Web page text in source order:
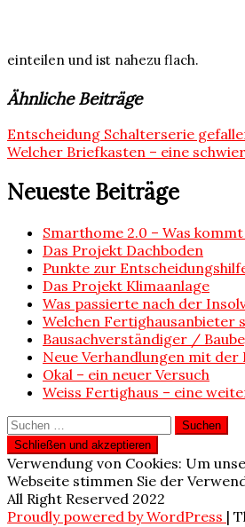
einteilen und ist nahezu flach.
Ähnliche Beiträge
Beitragsnavigation
Entscheidung Schalterserie
Welcher Briefkasten – eine
Neueste Beiträge
Smarthome 2.0 – Was
Das Projekt Dachboden
Punkte zur
Das Projekt Klimaanlage
Was passierte nach der
Welchen Fertighausanbieter
Bausachverständiger /
Neue Verhandlungen mit der
Okal – ein neuer Versuch
Weiss Fertighaus – eine
Suchen
nach:
Verwendung von Cookies: Um
Webseite stimmen Sie der
All Right Reserved 2022
Proudly powered by WordPress |